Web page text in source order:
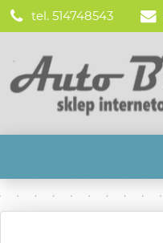
tel. 514748543